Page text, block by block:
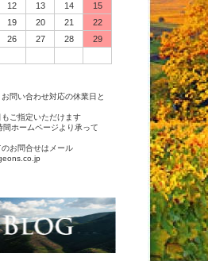
12 13 14
15
19 20 21
22
26 27 28
29
問い合わせ対応の休業日と
ご指定いただけます
ホームページより承って
お問合せはメール